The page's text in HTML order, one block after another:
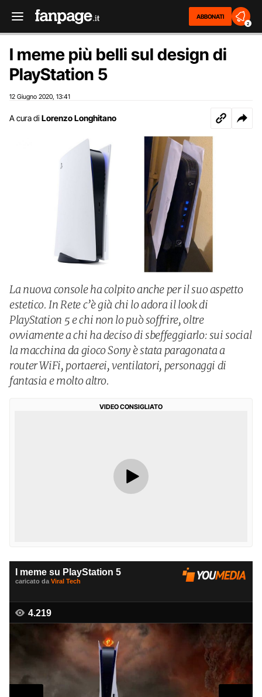
ABBONATI
2
I meme più belli sul design di
PlayStation 5
12 Giugno 2020 13:41
A cura di Lorenzo Longhitano
La nuova console ha colpito anche per il suo aspetto
estetico. In Rete c’è già chi lo adora il look di
PlayStation 5 e chi non lo può soffrire, oltre
ovviamente a chi ha deciso di sbeffeggiarlo: sui social
la macchina da gioco Sony è stata paragonata a
router WiFi, portaerei, ventilatori, personaggi di
fantasia e molto altro.
VIDEO CONSIGLIATO